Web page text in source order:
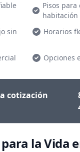
Pisos
habitación
sin
Horarios
Opciones
cotización
la Vida